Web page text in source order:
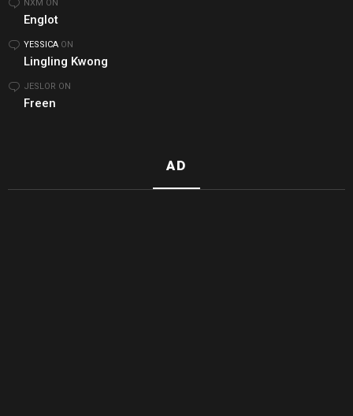
NXM ON
Englot
YESSICA ON
Lingling Kwong
JESLOR ON
Freen
AD